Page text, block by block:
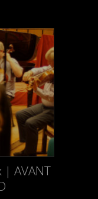
| AVANT